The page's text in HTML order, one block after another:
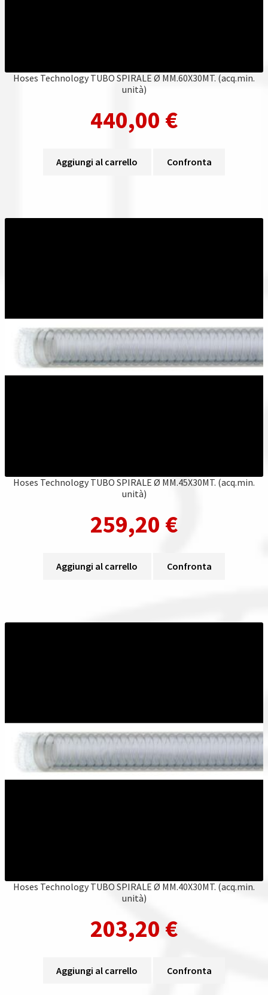
Hoses Technology TUBO SPIRALE Ø MM.60X30MT. (acq.min.
unità)
440,00 €
Aggiungi al carrello Confronta
Hoses Technology TUBO SPIRALE Ø MM.45X30MT. (acq.min.
unità)
259,20 €
Aggiungi al carrello Confronta
Hoses Technology TUBO SPIRALE Ø MM.40X30MT. (acq.min.
unità)
203,20 €
Aggiungi al carrello Confronta